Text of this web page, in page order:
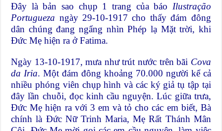
Đây là bản sao chụp 1 trang của báo Ilustração
Portugueza ngày 29-10-1917 cho thấy đám đông
dân chúng đang ngẩng nhìn Phép lạ Mặt trời, khi
Đức Mẹ hiện ra ở Fatima.
Ngày 13-10-1917, mưa như trút nước trên bãi Cova
da Iria. Một đám đông khoảng 70.000 người kể cả
nhiều phóng viên chụp hình và các ký giả tụ tập tại
đây lần chuỗi, đọc kinh cầu nguyện. Lúc giữa trưa,
Đức Mẹ hiện ra với 3 em và tỏ cho các em biết, Bà
chính là Đức Nữ Trinh Maria, Mẹ Rất Thánh Mân